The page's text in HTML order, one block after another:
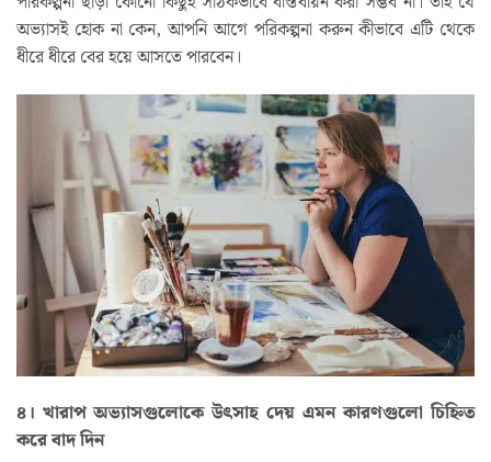
অভ্যাসই হোক না কেন, আপনি আগে পরিকল্পনা করুন কীভাবে এটি থেকে
ধীরে ধীরে বের হয়ে আসতে পারবেন।
৪। খারাপ অভ্যাসগুলোকে উৎসাহ দেয় এমন কারণগুলো চিহ্নিত
করে বাদ দিন